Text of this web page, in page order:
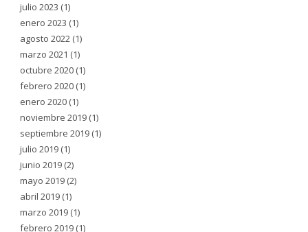
julio 2023 (1)
enero 2023 (1)
agosto 2022 (1)
marzo 2021 (1)
octubre 2020 (1)
febrero 2020 (1)
enero 2020 (1)
noviembre 2019 (1)
septiembre 2019 (1)
julio 2019 (1)
junio 2019 (2)
mayo 2019 (2)
abril 2019 (1)
marzo 2019 (1)
febrero 2019 (1)